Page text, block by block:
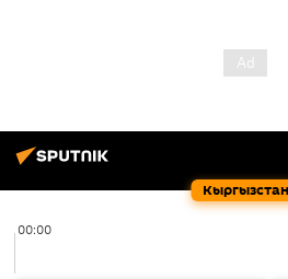
Кыргызстан
00:00